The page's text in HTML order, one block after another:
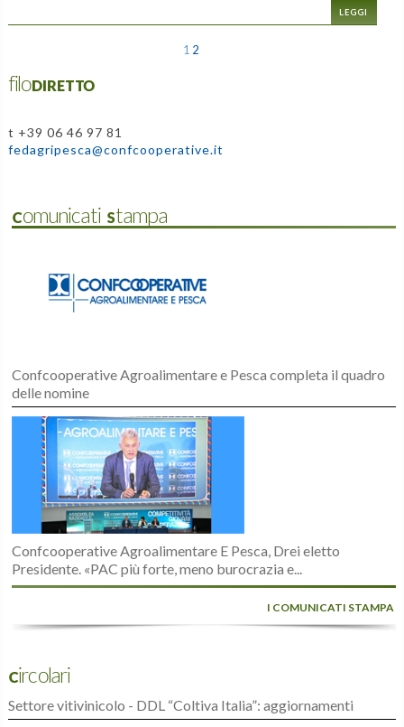
LEGGI
1 2
filoDIRETTO
t +39 06 46 97 81
fedagripesca@confcooperative.it
Comunicati Stampa
Confcooperative Agroalimentare e Pesca completa il quadro
delle nomine
Confcooperative Agroalimentare E Pesca, Drei eletto
Presidente. «PAC più forte, meno burocrazia e...
I COMUNICATI STAMPA
Circolari
Settore vitivinicolo - DDL “Coltiva Italia”: aggiornamenti